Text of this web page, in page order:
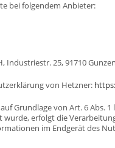
bei folgendem Anbieter:
Industriestr. 25, 91710
von Hetzner:
Grundlage von Art. 6 Abs.
erfolgt die
im Endgerät des